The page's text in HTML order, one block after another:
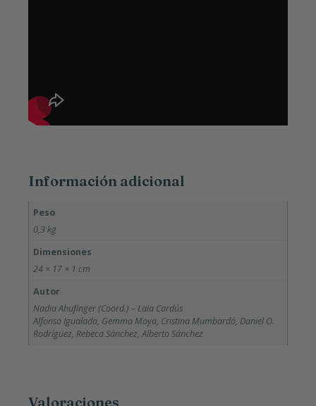
Información adicional
Peso
0,3 kg
Dimensiones
24 × 17 × 1 cm
Autor
Nadia Ahufinger (Coord.) – Laia Cardús
Alfonso Igualada, Gemma Moya, Cristina Mumbardó, Daniel O.
Rodríguez, Rebeca Sánchez, Alberto Sánchez
Valoraciones